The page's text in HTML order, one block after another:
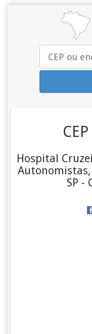
Hospital
Autonomistas,
SP -